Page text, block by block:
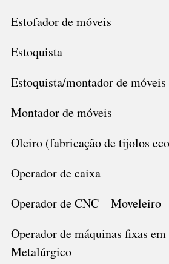
Estofador de móveis
Estoquista
Estoquista/montador de móveis
Montador de móveis
Oleiro (fabricação de tijolos
Operador de caixa
Operador de CNC – Moveleiro
Operador de máquinas fixas
Metalúrgico